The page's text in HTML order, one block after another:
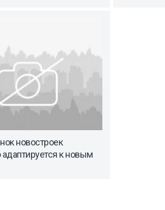
новостроек
к новым